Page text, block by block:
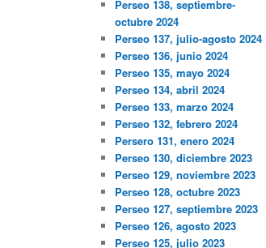
Perseo 138, septiembre-
octubre 2024
Perseo 137, julio-agosto 2024
Perseo 136, junio 2024
Perseo 135, mayo 2024
Perseo 134, abril 2024
Perseo 133, marzo 2024
Perseo 132, febrero 2024
Persero 131, enero 2024
Perseo 130, diciembre 2023
Perseo 129, noviembre 2023
Perseo 128, octubre 2023
Perseo 127, septiembre 2023
Perseo 126, agosto 2023
Perseo 125, julio 2023